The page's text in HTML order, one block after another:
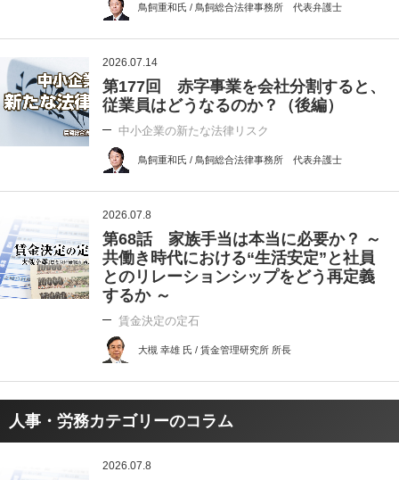
鳥飼重和氏 / 鳥飼総合法律事務所 代表弁護士
2026.07.14
第177回 赤字事業を会社分割すると、
従業員はどうなるのか？（後編）
中小企業の新たな法律リスク
鳥飼重和氏 / 鳥飼総合法律事務所 代表弁護士
2026.07.8
第68話 家族手当は本当に必要か？ ～
共働き時代における“生活安定”と社員
とのリレーションシップをどう再定義
するか ～
賃金決定の定石
大槻 幸雄 氏 / 賃金管理研究所 所長
人事・労務カテゴリーのコラム
2026.07.8